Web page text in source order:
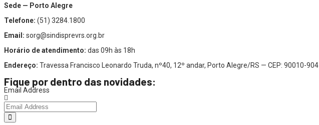
Sede — Porto Alegre
Telefone: (51) 3284.1800
Email: sorg@sindisprevrs.org.br
Horário de atendimento: das 09h às 18h
Endereço: Travessa Francisco Leonardo Truda, nº40, 12º andar, Porto Alegre/RS — CEP: 90010-904
Fique por dentro das novidades:
Email Address